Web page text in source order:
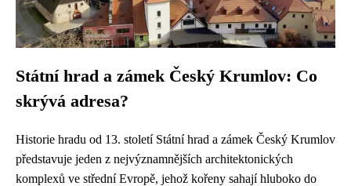
Státní hrad a zámek Český Krumlov: Co
skrývá adresa?
Historie hradu od 13. století Státní hrad a zámek Český Krumlov
představuje jeden z nejvýznamnějších architektonických
komplexů ve střední Evropě, jehož kořeny sahají hluboko do